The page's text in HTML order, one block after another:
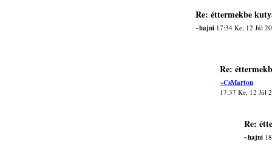
Re: éttermekbe
~hajni 17:34 Ke, 12 Júl
Re:
~CsMarton
17:37 Ke, 12 Júl
Re:
~hajni